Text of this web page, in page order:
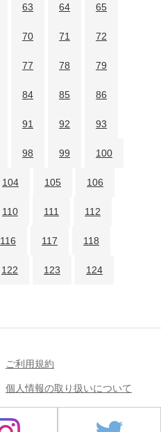
63 64 65
70 71 72
77 78 79
84 85 86
91 92 93
98 99 100
104 105 106
110 111 112
116 117 118
122 123 124
ご利用規約
個人情報の取り扱いについて